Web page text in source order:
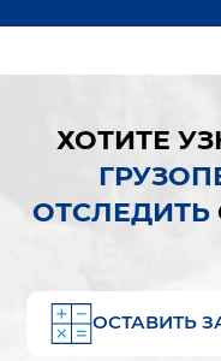
ХОТИТЕ
ОТСЛЕДИТЬ
ОСТАВИТЬ